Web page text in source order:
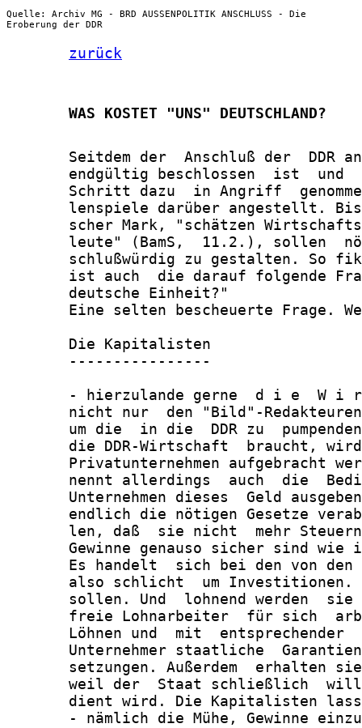
Quelle: Archiv MG - BRD AUSSENPOLITIK ANSCHLUSS - Die
Eroberung der DDR
zurück
       WAS KOSTET "UNS" DEUTSCHLAND?
Seitdem der  Anschluß der  DDR
endgültig beschlossen  ist  und
Schritt dazu  in Angriff
lenspiele darüber angestellt.
scher Mark, "schätzen
leute" (BamS,  11.2.), sollen
schlußwürdig zu gestalten. So
ist auch  die darauf folgende
       deutsche Einheit?"
Eine selten bescheuerte Frage.
       Die Kapitalisten
       ----------------
- hierzulande gerne  d i e  W i
nicht nur  den "Bild"-
um die  in die  DDR zu
die DDR-Wirtschaft  braucht,
Privatunternehmen aufgebracht
nennt allerdings  auch  die
Unternehmen dieses  Geld
endlich die nötigen Gesetze
len, daß  sie nicht  mehr
Gewinne genauso sicher sind wie
Es handelt  sich bei den von
also schlicht  um
sollen. Und  lohnend werden
freie Lohnarbeiter  für sich
Löhnen und  mit  entsprechender
Unternehmer staatliche
setzungen. Außerdem  erhalten
weil der  Staat schließlich
dient wird. Die Kapitalisten
- nämlich die Mühe, Gewinne